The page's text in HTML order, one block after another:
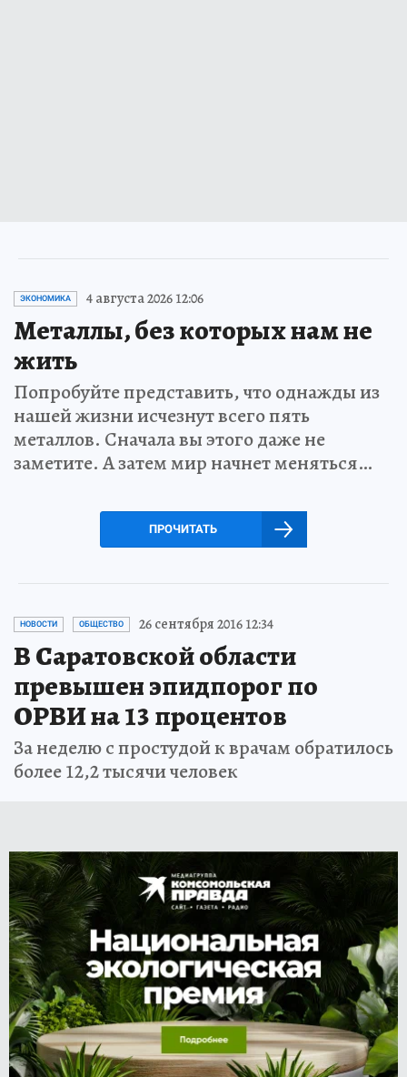
ЭКОНОМИКА 4 августа 2026 12:06
Металлы, без которых нам не
жить
Попробуйте представить, что однажды из
нашей жизни исчезнут всего пять
металлов. Сначала вы этого даже не
заметите. А затем мир начнет меняться…
ПРОЧИТАТЬ
НОВОСТИ ОБЩЕСТВО 26 сентября 2016 12:34
В Саратовской области
превышен эпидпорог по
ОРВИ на 13 процентов
За неделю с простудой к врачам обратилось
более 12,2 тысячи человек